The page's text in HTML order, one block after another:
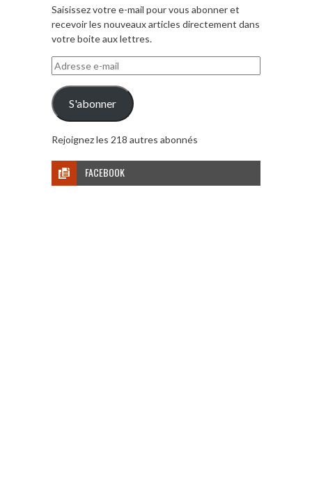
Saisissez votre e-mail pour vous abonner et
recevoir les nouveaux articles directement dans
votre boite aux lettres.
Adresse
e-
mail
S'abonner
Rejoignez les 218 autres abonnés
FACEBOOK